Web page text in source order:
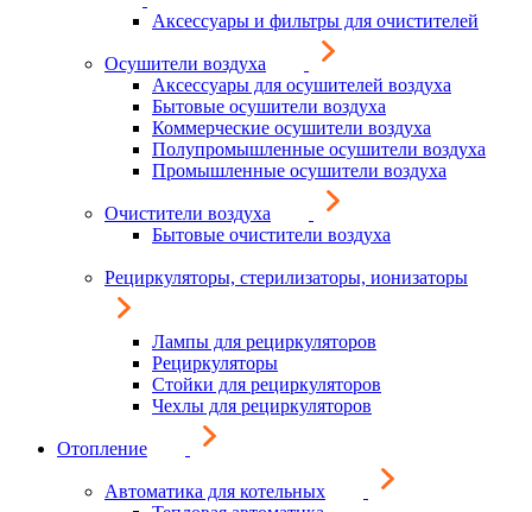
Аксессуары и фильтры для очистителей
Осушители воздуха
Аксессуары для осушителей воздуха
Бытовые осушители воздуха
Коммерческие осушители воздуха
Полупромышленные осушители воздуха
Промышленные осушители воздуха
Очистители воздуха
Бытовые очистители воздуха
Рециркуляторы, стерилизаторы, ионизаторы
Лампы для рециркуляторов
Рециркуляторы
Стойки для рециркуляторов
Чехлы для рециркуляторов
Отопление
Автоматика для котельных